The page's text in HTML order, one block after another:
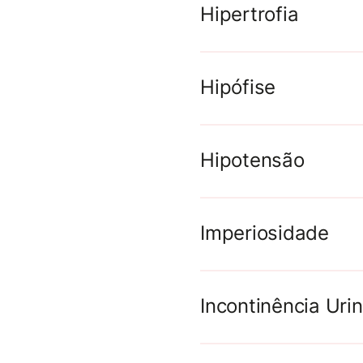
Hipertrofia
Hipófise
Hipotensão
Imperiosidade
Incontinência